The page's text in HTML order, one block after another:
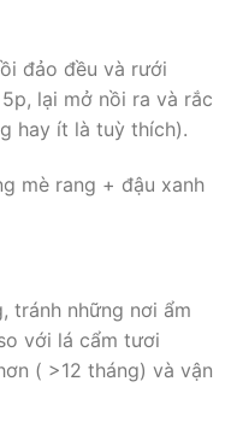
đảo đều và rưới
lại mở nồi ra và rắc
hay ít là tuỳ thích).
mè rang + đậu xanh
tránh những nơi ẩm
với lá cẩm tươi
( >12 tháng) và vận